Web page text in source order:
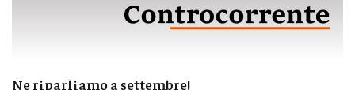
Ne riparliamo a settembre!